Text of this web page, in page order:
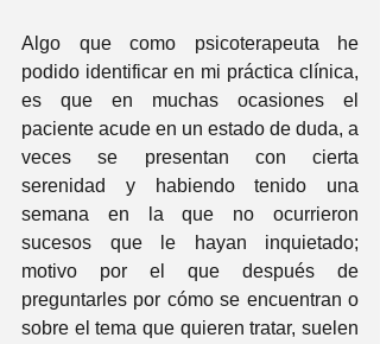
Algo que como psicoterapeuta he
podido identificar en mi práctica clínica,
es que en muchas ocasiones el
paciente acude en un estado de duda, a
veces se presentan con cierta
serenidad y habiendo tenido una
semana en la que no ocurrieron
sucesos que le hayan inquietado;
motivo por el que después de
preguntarles por cómo se encuentran o
sobre el tema que quieren tratar, suelen